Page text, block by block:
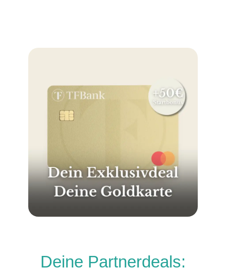
Deine Partnerdeals: